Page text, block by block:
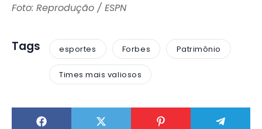
Foto: Reprodução / ESPN
Tags esportes Forbes Patrimônio
Times mais valiosos